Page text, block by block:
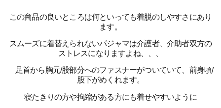
この商品の良いところは何といっても着脱のしやすさにあり
ます。
スムーズに着替えられないパジャマは介護者、介助者双方の
ストレスになりますよね、、、
足首から胸元/股部分へのファスナーがついていて、前身頃/
股下がめくれます。
寝たきりの方や拘縮がある方にも着せやすいように